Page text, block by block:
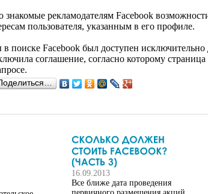
знакомые рекламодателям Facebook
пользователя, указанным в его профиле.
поиске Facebook был доступен
соглашение, согласно которому страница
16.09.2013
Все ближе дата проведения